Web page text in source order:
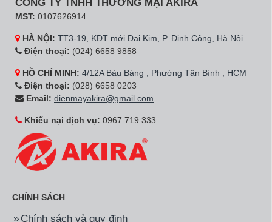
Lò vi sóng Sharp cơ 20
Lít R-205VN-S
1.450.000đ 1.890.000đ
-23%
1.290.000đ 1.290.000đ